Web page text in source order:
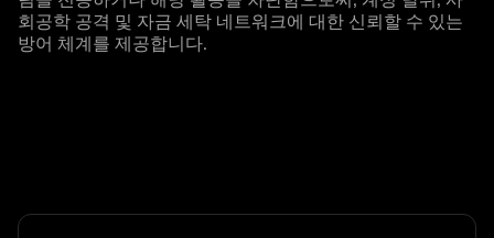
회공학 공격 및 자금 세탁 네트워크에 대한 신뢰할 수 있는
방어 체계를 제공합니다.